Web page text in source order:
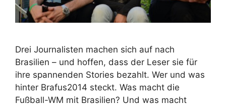
Drei Journalisten machen sich auf nach
Brasilien – und hoffen, dass der Leser sie für
ihre spannenden Stories bezahlt. Wer und was
hinter Brafus2014 steckt. Was macht die
Fußball-WM mit Brasilien? Und was macht